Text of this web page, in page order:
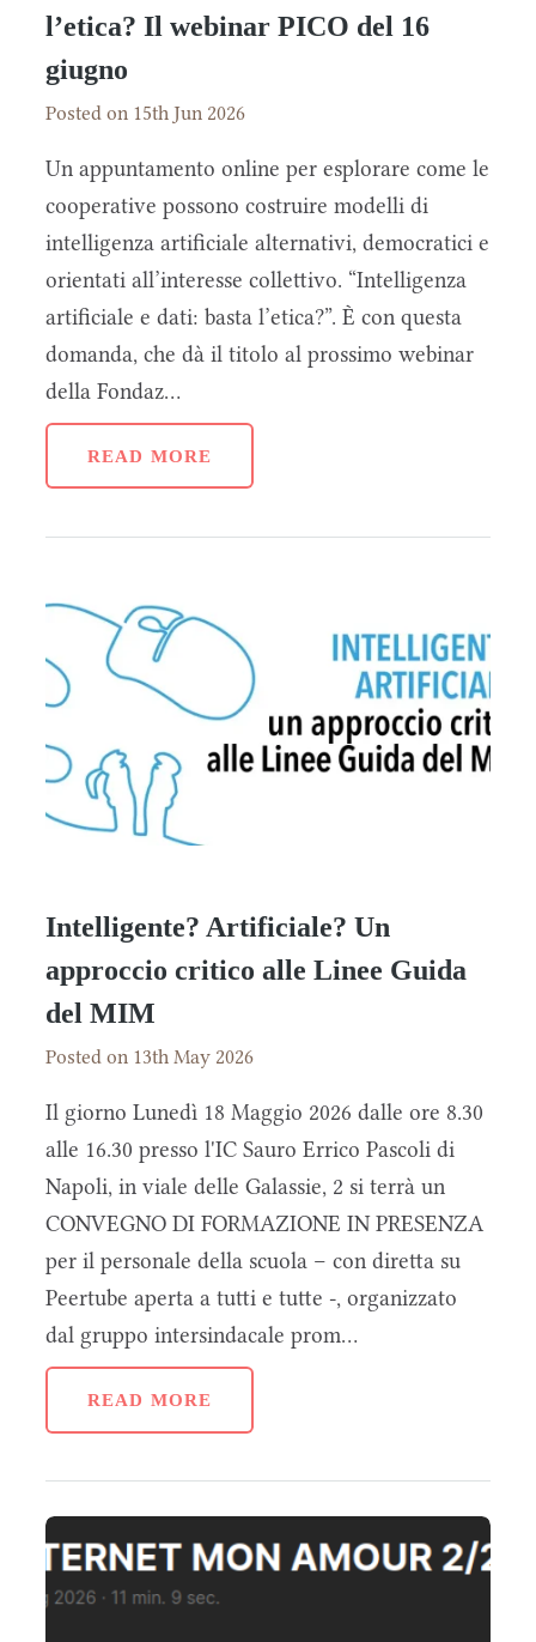
l’etica? Il webinar PICO del 16
giugno
Posted on 15th Jun 2026
Un appuntamento online per esplorare come le
cooperative possono costruire modelli di
intelligenza artificiale alternativi, democratici e
orientati all’interesse collettivo. “Intelligenza
artificiale e dati: basta l’etica?”. È con questa
domanda, che dà il titolo al prossimo webinar
della Fondaz...
READ MORE
Intelligente? Artificiale? Un
approccio critico alle Linee Guida
del MIM
Posted on 13th May 2026
Il giorno Lunedì 18 Maggio 2026 dalle ore 8.30
alle 16.30 presso l'IC Sauro Errico Pascoli di
Napoli, in viale delle Galassie, 2 si terrà un
CONVEGNO DI FORMAZIONE IN PRESENZA
per il personale della scuola – con diretta su
Peertube aperta a tutti e tutte -, organizzato
dal gruppo intersindacale prom...
READ MORE